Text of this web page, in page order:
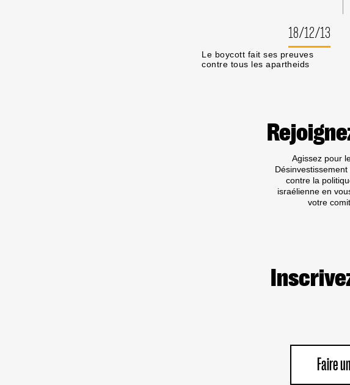
18/12/13
Le boycott fait ses preuves
contre tous les apartheids
Agissez pour
contre la
israélienne en
votre
Faire